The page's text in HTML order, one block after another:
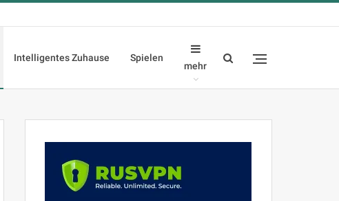
Intelligentes Zuhause Spielen
mehr